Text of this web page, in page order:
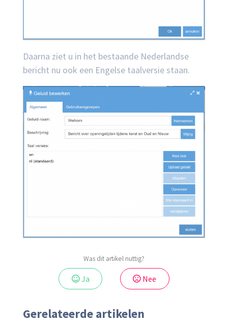
Daarna ziet u in het bestaande Nederlandse
bericht nu ook een Engelse taalversie staan.
Was dit artikel nuttig?
Ja Nee
Gerelateerde artikelen